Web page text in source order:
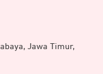
Jawa Timur,